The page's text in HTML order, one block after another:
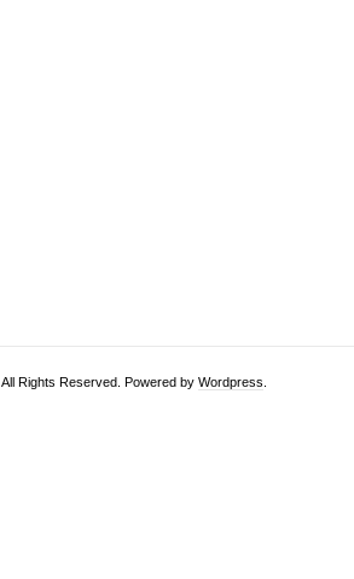
. All Rights Reserved. Powered by Wordpress